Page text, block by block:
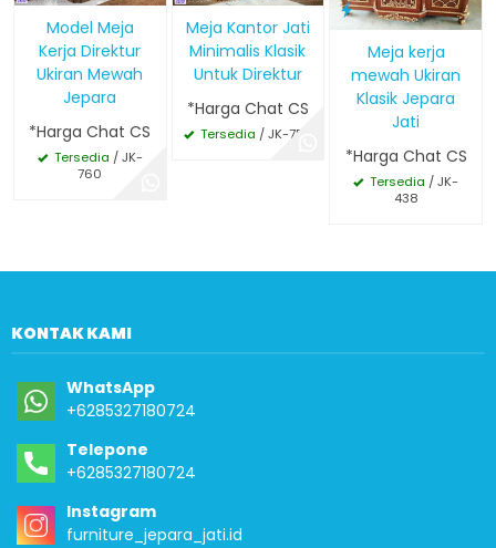
Model Meja
Kerja Direktur
Ukiran Mewah
Jepara
*Harga Chat CS
Tersedia / JK-
760
Meja Kantor Jati
Minimalis Klasik
Untuk Direktur
*Harga Chat CS
Tersedia / JK-759
Meja kerja
mewah Ukiran
Klasik Jepara
Jati
*Harga Chat CS
Tersedia / JK-
438
KONTAK KAMI
WhatsApp
+6285327180724
Telepone
+6285327180724
Instagram
furniture_jepara_jati.id